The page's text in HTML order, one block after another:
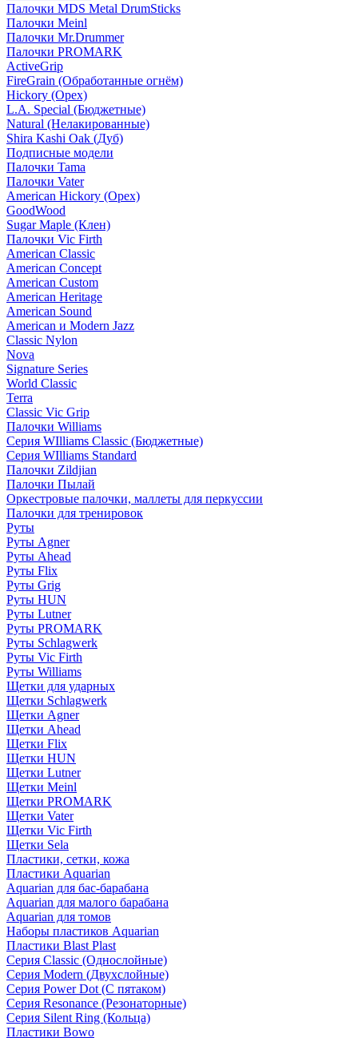
Палочки MDS Metal DrumSticks
Палочки Meinl
Палочки Mr.Drummer
Палочки PROMARK
ActiveGrip
FireGrain (Обработанные огнём)
Hickory (Орех)
L.A. Special (Бюджетные)
Natural (Нелакированные)
Shira Kashi Oak (Дуб)
Подписные модели
Палочки Tama
Палочки Vater
American Hickory (Орех)
GoodWood
Sugar Maple (Клен)
Палочки Vic Firth
American Classic
American Concept
American Custom
American Heritage
American Sound
American и Modern Jazz
Classic Nylon
Nova
Signature Series
World Classic
Terra
Classic Vic Grip
Палочки Williams
Серия WIlliams Classic (Бюджетные)
Серия WIlliams Standard
Палочки Zildjian
Палочки Пылай
Оркестровые палочки, маллеты для перкуссии
Палочки для тренировок
Руты
Руты Agner
Руты Ahead
Руты Flix
Руты Grig
Руты HUN
Руты Lutner
Руты PROMARK
Руты Schlagwerk
Руты Vic Firth
Руты Williams
Щетки для ударных
Щетки Schlagwerk
Щетки Agner
Щетки Ahead
Щетки Flix
Щетки HUN
Щетки Lutner
Щетки Meinl
Щетки PROMARK
Щетки Vater
Щетки Vic Firth
Щетки Sela
Пластики, сетки, кожа
Пластики Aquarian
Aquarian для бас-барабана
Aquarian для малого барабана
Aquarian для томов
Наборы пластиков Aquarian
Пластики Blast Plast
Серия Classic (Однослойные)
Серия Modern (Двухслойные)
Серия Power Dot (С пятаком)
Серия Resonance (Резонаторные)
Серия Silent Ring (Кольца)
Пластики Bowo